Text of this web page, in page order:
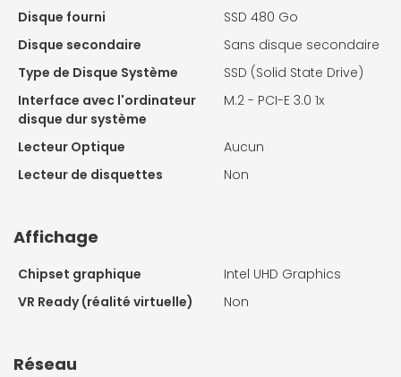
Disque fourni
SSD 480 Go
Disque secondaire
Sans disque secondaire
Type de Disque Système
SSD (Solid State Drive)
Interface avec l'ordinateur
disque dur système
M.2 - PCI-E 3.0 1x
Lecteur Optique
Aucun
Lecteur de disquettes
Non
Affichage
Chipset graphique
Intel UHD Graphics
VR Ready (réalité virtuelle)
Non
Réseau